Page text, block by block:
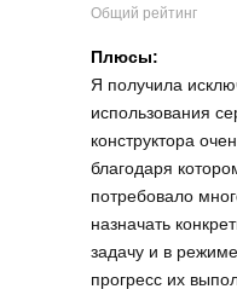
Общий рейтинг
Плюсы:
Я получила
использования
конструктора
благодаря
потребовало
назначать
задачу и в
прогресс их